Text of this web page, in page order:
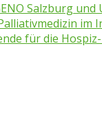
Salzburg und
im
für die